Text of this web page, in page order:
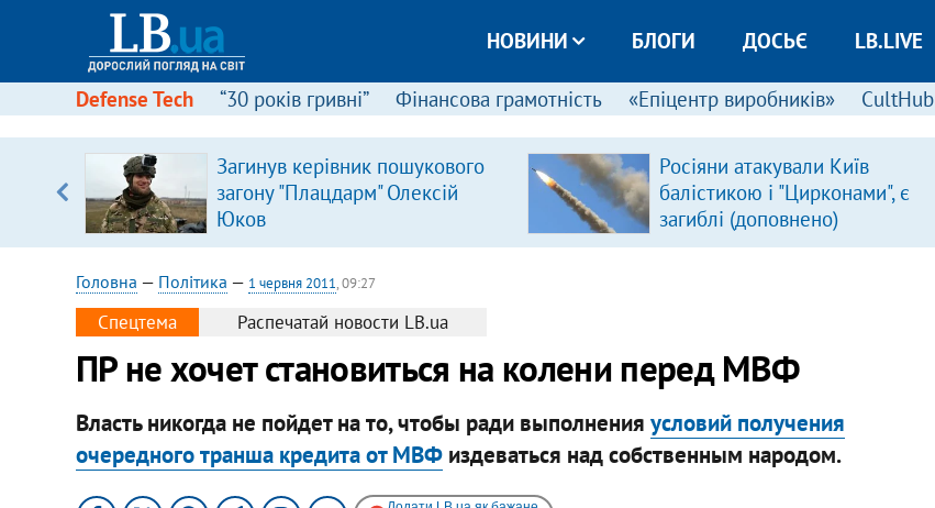
НОВИНИ БЛОГИ ДОСЬЄ LB.LIVE
Defense Tech “30 років гривні” Фінансова грамотність «Епіцентр виробників» CultHub
Загинув керівник пошукового
загону "Плацдарм" Олексій
Юков
Росіяни атакували Київ
балістикою і "Цирконами", є
загиблі (доповнено)
Головна — Політика — 1 червня 2011, 09:27
Спецтема Распечатай новости LB.ua
ПР не хочет становиться на колени перед МВФ
Власть никогда не пойдет на то, чтобы ради выполнения условий получения
очередного транша кредита от МВФиздеваться над собственным народом.